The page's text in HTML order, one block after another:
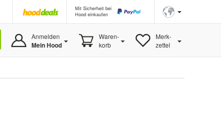
Mit Sicherheit bei
Hood einkaufen
Anmelden
Mein Hood
Waren-
korb
Merk-
zettel